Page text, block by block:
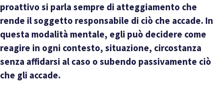
proattivo si parla sempre di atteggiamento che
rende il soggetto responsabile di ciò che accade. In
questa modalità mentale, egli può decidere come
reagire in ogni contesto, situazione, circostanza
senza affidarsi al caso o subendo passivamente ciò
che gli accade.